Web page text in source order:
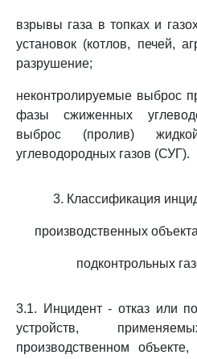
взрывы газа в топках и
установок (котлов, печей,
разрушение;
неконтролируемые выброс
фазы сжиженных
выброс (пролив)
углеводородных газов (СУГ).
3. Классификация
производственных
подконтрольных
3.1. Инцидент - отказ или
устройств,
производственном